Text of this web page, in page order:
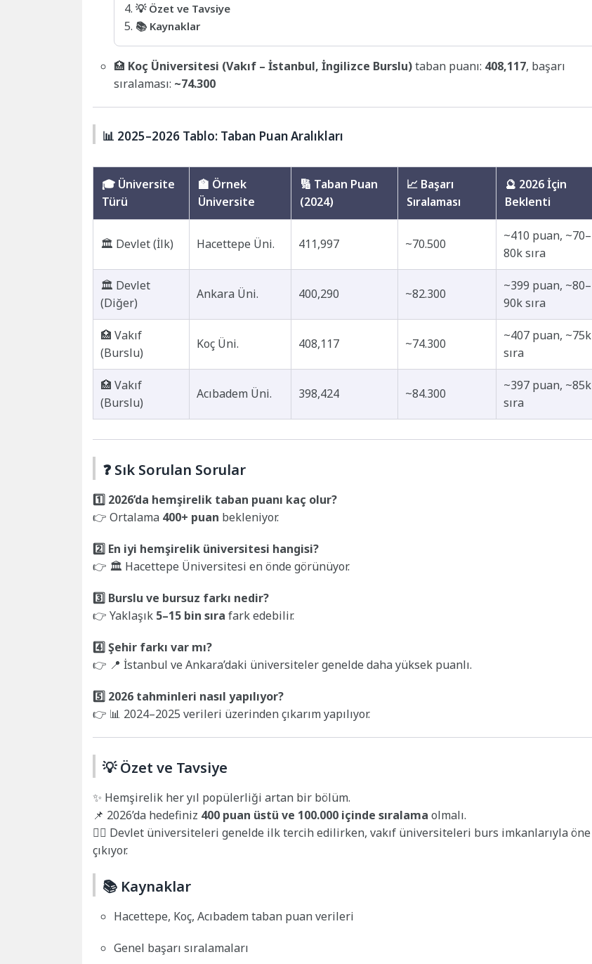
💡 Özet ve Tavsiye
📚 Kaynaklar
🏥 Koç Üniversitesi (Vakıf – İstanbul, İngilizce Burslu)taban puanı: 408,117, başarı
sıralaması: ~74.300
📊 2025–2026 Tablo: Taban Puan Aralıkları
🎓 Üniversite
Türü
🏫 Örnek
Üniversite
🔢 Taban Puan
(2024)
📈 Başarı
Sıralaması
🔮 2026 İçin
Beklenti
🏛️ Devlet (İlk) Hacettepe Üni. 411,997 ~70.500
~410 puan, ~70–
80k sıra
🏛️ Devlet
(Diğer)
Ankara Üni. 400,290 ~82.300
~399 puan, ~80–
90k sıra
🏥 Vakıf
(Burslu)
Koç Üni. 408,117 ~74.300
~407 puan, ~75k
sıra
🏥 Vakıf
(Burslu)
Acıbadem Üni. 398,424 ~84.300
~397 puan, ~85k
sıra
❓ Sık Sorulan Sorular
1️⃣ 2026’da hemşirelik taban puanı kaç olur?
👉 Ortalama 400+ puan bekleniyor.
2️⃣ En iyi hemşirelik üniversitesi hangisi?
👉 🏛️ Hacettepe Üniversitesi en önde görünüyor.
3️⃣ Burslu ve bursuz farkı nedir?
👉 Yaklaşık 5–15 bin sıra fark edebilir.
4️⃣ Şehir farkı var mı?
👉 📍 İstanbul ve Ankara’daki üniversiteler genelde daha yüksek puanlı.
5️⃣ 2026 tahminleri nasıl yapılıyor?
👉 📊 2024–2025 verileri üzerinden çıkarım yapılıyor.
💡 Özet ve Tavsiye
✨ Hemşirelik her yıl popülerliği artan bir bölüm.
📌 2026’da hedefiniz 400 puan üstü ve 100.000 içinde sıralama olmalı.
👩‍⚕️ Devlet üniversiteleri genelde ilk tercih edilirken, vakıf üniversiteleri burs imkanlarıyla öne
çıkıyor.
📚 Kaynaklar
Hacettepe, Koç, Acıbadem taban puan verileri
Genel başarı sıralamaları